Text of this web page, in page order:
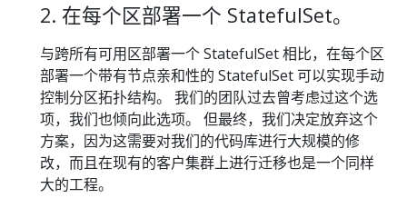
2. 在每个区部署一个 StatefulSet。
与跨所有可用区部署一个 StatefulSet 相比，在每个区
部署一个带有节点亲和性的 StatefulSet 可以实现手动
控制分区拓扑结构。 我们的团队过去曾考虑过这个选
项，我们也倾向此选项。 但最终，我们决定放弃这个
方案，因为这需要对我们的代码库进行大规模的修
改，而且在现有的客户集群上进行迁移也是一个同样
大的工程。